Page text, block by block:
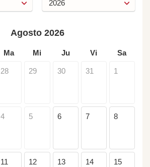
Agosto 2026
Ma Mi Ju Vi Sa
28 29 30 31 1
4 5 6 7 8
11 12 13 14 15